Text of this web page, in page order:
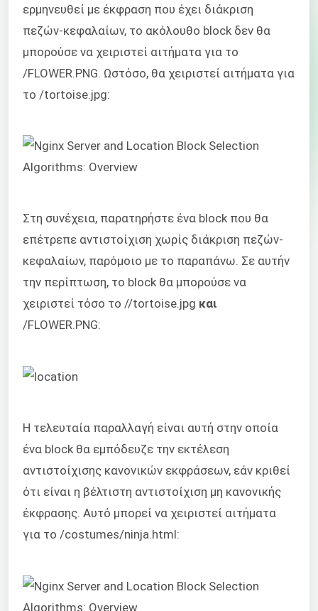
ερμηνευθεί με έκφραση που έχει διάκριση
πεζών-κεφαλαίων, το ακόλουθο block δεν θα
μπορούσε να χειριστεί αιτήματα για το
/FLOWER.PNG. Ωστόσο, θα χειριστεί αιτήματα για
το /tortoise.jpg:
Στη συνέχεια, παρατηρήστε ένα block που θα
επέτρεπε αντιστοίχιση χωρίς διάκριση πεζών-
κεφαλαίων, παρόμοιο με το παραπάνω. Σε αυτήν
την περίπτωση, το block θα μπορούσε να
χειριστεί τόσο το //tortoise.jpg και
/FLOWER.PNG:
Η τελευταία παραλλαγή είναι αυτή στην οποία
ένα block θα εμπόδευζε την εκτέλεση
αντιστοίχισης κανονικών εκφράσεων, εάν κριθεί
ότι είναι η βέλτιστη αντιστοίχιση μη κανονικής
έκφρασης. Αυτό μπορεί να χειριστεί αιτήματα
για το /costumes/ninja.html: